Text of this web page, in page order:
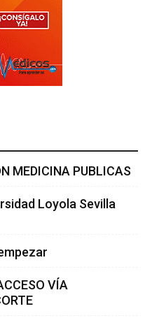
MEDICINA PUBLICAS
Loyola Sevilla
VÍA